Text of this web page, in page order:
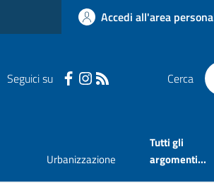
Accedi all'area
Seguici su Cerca
Urbanizzazione
Tutti gli
argomenti...